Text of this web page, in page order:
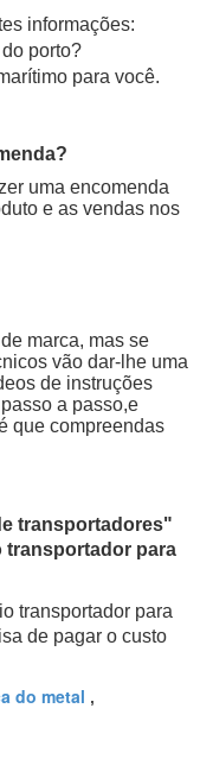
informações:
porto?
para você.
uma encomenda
e as vendas nos
marca, mas se
vão dar-lhe uma
de instruções
a passo,e
que compreendas
transportadores"
transportador para
transportador para
de pagar o custo
do metal ,